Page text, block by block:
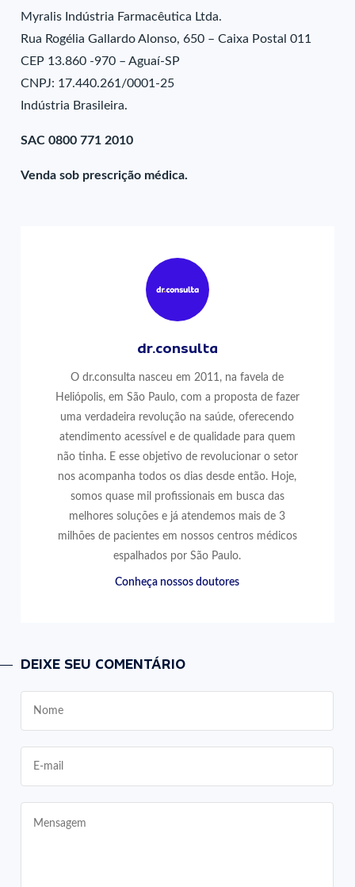
Myralis Indústria Farmacêutica Ltda.
Rua Rogélia Gallardo Alonso, 650 – Caixa Postal 011
CEP 13.860 -970 – Aguaí-SP
CNPJ: 17.440.261/0001-25
Indústria Brasileira.
SAC 0800 771 2010
Venda sob prescrição médica.
dr.consulta
O dr.consulta nasceu em 2011, na favela de
Heliópolis, em São Paulo, com a proposta de fazer
uma verdadeira revolução na saúde, oferecendo
atendimento acessível e de qualidade para quem
não tinha. E esse objetivo de revolucionar o setor
nos acompanha todos os dias desde então. Hoje,
somos quase mil profissionais em busca das
melhores soluções e já atendemos mais de 3
milhões de pacientes em nossos centros médicos
espalhados por São Paulo.
Conheça nossos doutores
DEIXE SEU COMENTÁRIO